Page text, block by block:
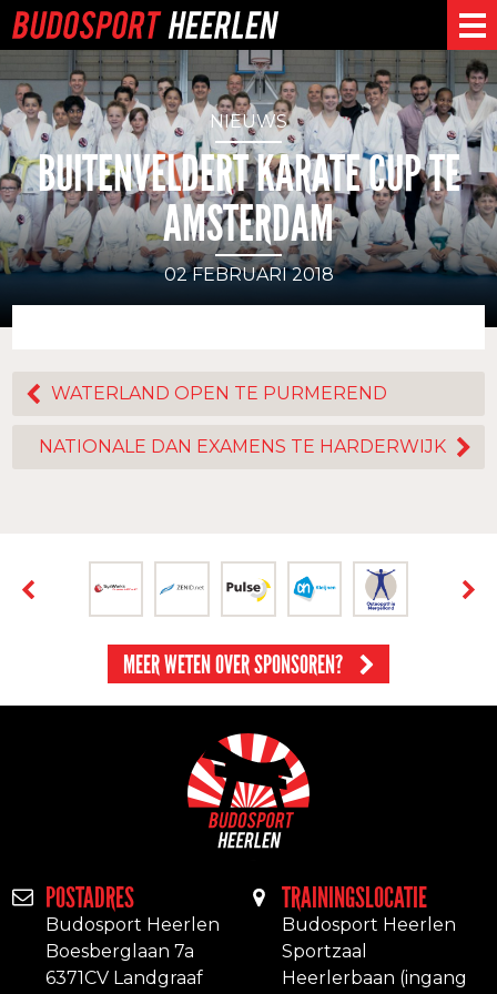
NIEUWS
BUITENVELDERT KARATE CUP TE
AMSTERDAM
02 FEBRUARI 2018
WATERLAND OPEN TE PURMEREND
NATIONALE DAN EXAMENS TE HARDERWIJK
MEER WETEN OVER SPONSOREN?
POSTADRES
Budosport Heerlen
Boesberglaan 7a
6371CV Landgraaf
TRAININGSLOCATIE
Budosport Heerlen
Sportzaal
Heerlerbaan (ingang